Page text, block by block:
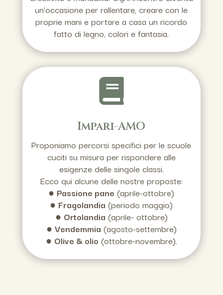
un’occasione per rallentare, creare con le
proprie mani e portare a casa un ricordo
fatto di legno, colori e fantasia.
Impari-AMO
Proponiamo percorsi specifici per le scuole
cuciti su misura per rispondere alle
esigenze delle singole classi.
Ecco qui alcune delle nostre proposte:
● Passione pane (aprile-ottobre)
● Fragolandia (periodo maggio)
● Ortolandia (aprile- ottobre)
● Vendemmia (agosto-settembre)
● Olive & olio (ottobre-novembre).